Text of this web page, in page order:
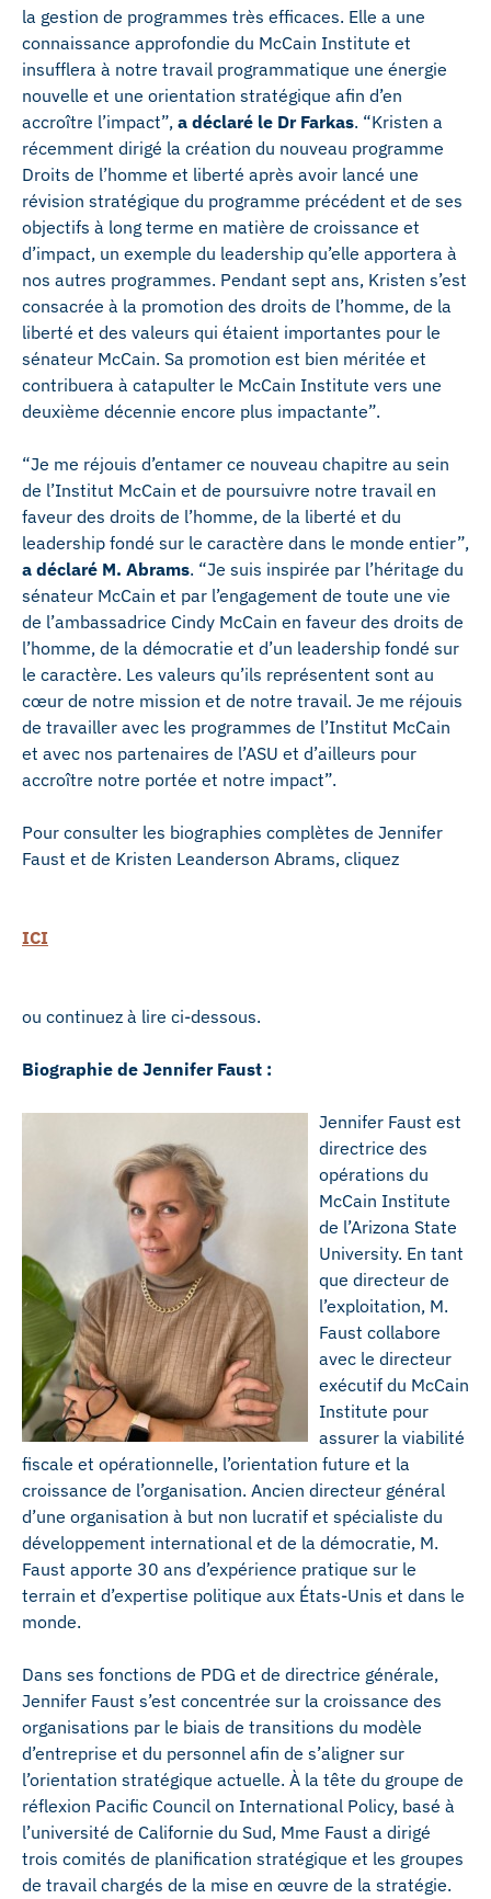
la gestion de programmes très efficaces. Elle a une
connaissance approfondie du McCain Institute et
insufflera à notre travail programmatique une énergie
nouvelle et une orientation stratégique afin d’en
accroître l’impact”, a déclaré le Dr Farkas. “Kristen a
récemment dirigé la création du nouveau programme
Droits de l’homme et liberté après avoir lancé une
révision stratégique du programme précédent et de ses
objectifs à long terme en matière de croissance et
d’impact, un exemple du leadership qu’elle apportera à
nos autres programmes. Pendant sept ans, Kristen s’est
consacrée à la promotion des droits de l’homme, de la
liberté et des valeurs qui étaient importantes pour le
sénateur McCain. Sa promotion est bien méritée et
contribuera à catapulter le McCain Institute vers une
deuxième décennie encore plus impactante”.
“Je me réjouis d’entamer ce nouveau chapitre au sein
de l’Institut McCain et de poursuivre notre travail en
faveur des droits de l’homme, de la liberté et du
leadership fondé sur le caractère dans le monde entier”,
a déclaré M. Abrams. “Je suis inspirée par l’héritage du
sénateur McCain et par l’engagement de toute une vie
de l’ambassadrice Cindy McCain en faveur des droits de
l’homme, de la démocratie et d’un leadership fondé sur
le caractère. Les valeurs qu’ils représentent sont au
cœur de notre mission et de notre travail. Je me réjouis
de travailler avec les programmes de l’Institut McCain
et avec nos partenaires de l’ASU et d’ailleurs pour
accroître notre portée et notre impact”.
Pour consulter les biographies complètes de Jennifer
Faust et de Kristen Leanderson Abrams, cliquez
ICI
ou continuez à lire ci-dessous.
Biographie de Jennifer Faust :
Jennifer Faust est
directrice des
opérations du
McCain Institute
de l’Arizona State
University. En tant
que directeur de
l’exploitation, M.
Faust collabore
avec le directeur
exécutif du McCain
Institute pour
assurer la viabilité
fiscale et opérationnelle, l’orientation future et la
croissance de l’organisation. Ancien directeur général
d’une organisation à but non lucratif et spécialiste du
développement international et de la démocratie, M.
Faust apporte 30 ans d’expérience pratique sur le
terrain et d’expertise politique aux États-Unis et dans le
monde.
Dans ses fonctions de PDG et de directrice générale,
Jennifer Faust s’est concentrée sur la croissance des
organisations par le biais de transitions du modèle
d’entreprise et du personnel afin de s’aligner sur
l’orientation stratégique actuelle. À la tête du groupe de
réflexion Pacific Council on International Policy, basé à
l’université de Californie du Sud, Mme Faust a dirigé
trois comités de planification stratégique et les groupes
de travail chargés de la mise en œuvre de la stratégie.